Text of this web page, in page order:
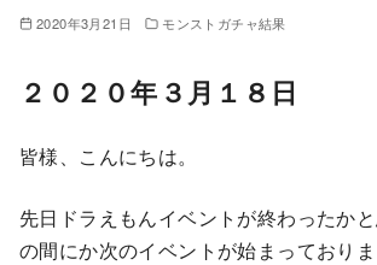
2020年3月21日 モンストガチャ結果
２０２０年３月１８日
皆様、こんにちは。
先日ドラえもんイベントが終わったか
の間にか次のイベントが始まっておりま